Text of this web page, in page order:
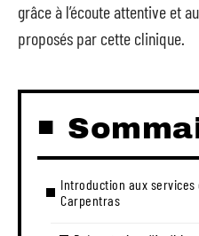
grâce à l’écoute attentive et
proposés par cette clinique.
Introduction aux services
Carpentras